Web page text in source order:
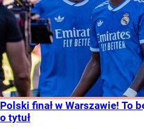
Polski finał w Warszawie! To
o tytuł